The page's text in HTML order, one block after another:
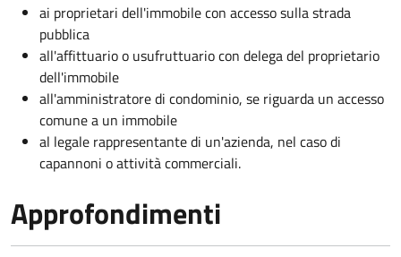
ai proprietari dell'immobile con accesso sulla strada
pubblica
all'affittuario o usufruttuario con delega del proprietario
dell'immobile
all'amministratore di condominio, se riguarda un accesso
comune a un immobile
al legale rappresentante di un'azienda, nel caso di
capannoni o attività commerciali.
Approfondimenti